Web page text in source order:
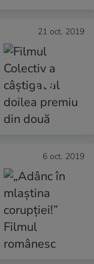
21 oct. 2019
6 oct. 2019